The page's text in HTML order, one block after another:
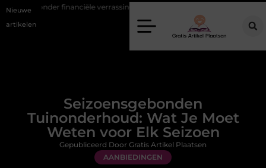
Nieuwe
artikelen
verrassingen Gemiddelde tarieven van een dierenarts in
Seizoensgebonden
Tuinonderhoud: Wat Je Moet
Weten voor Elk Seizoen
AANBIEDINGEN
Gepubliceerd Door Gratis Artikel Plaatsen